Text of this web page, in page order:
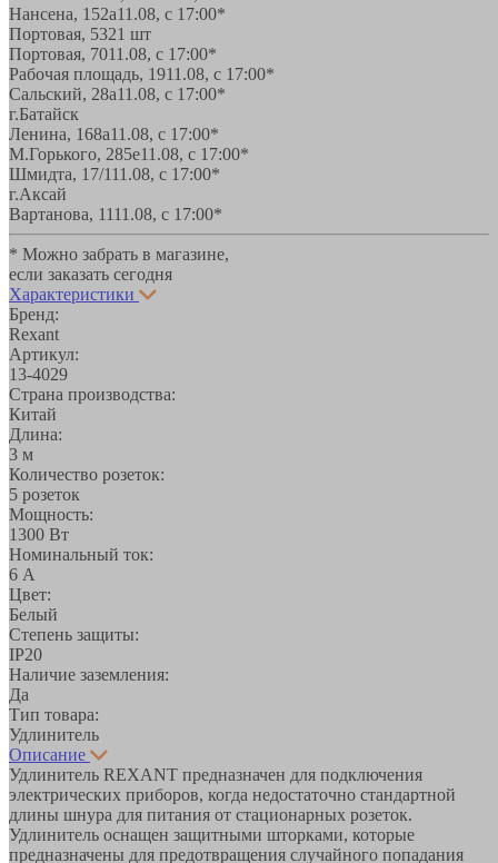
Нансена, 152а11.08, с 17:00*
Портовая, 5321 шт
Портовая, 7011.08, с 17:00*
Рабочая площадь, 1911.08, с 17:00*
Сальский, 28a11.08, с 17:00*
г.Батайск
Ленина, 168а11.08, с 17:00*
М.Горького, 285е11.08, с 17:00*
Шмидта, 17/111.08, с 17:00*
г.Аксай
Вартанова, 1111.08, с 17:00*
* Можно забрать в магазине,
если заказать сегодня
Характеристики
Бренд:
Rexant
Артикул:
13-4029
Страна производства:
Китай
Длина:
3 м
Количество розеток:
5 розеток
Мощность:
1300 Вт
Номинальный ток:
6 А
Цвет:
Белый
Степень защиты:
IP20
Наличие заземления:
Да
Тип товара:
Удлинитель
Описание
Удлинитель REXANT предназначен для подключения
электрических приборов, когда недостаточно стандартной
длины шнура для питания от стационарных розеток.
Удлинитель оснащен защитными шторками, которые
предназначены для предотвращения случайного попадания